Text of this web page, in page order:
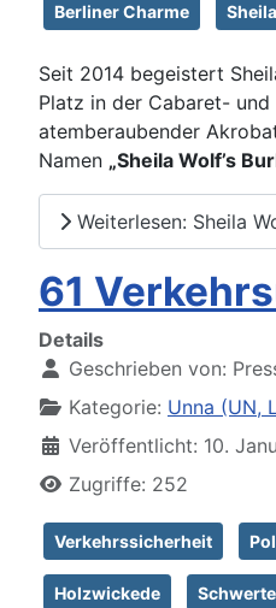
Berliner Charme
Seit 2014 begeistert
Platz in der Cabaret-
atemberaubender
Namen „Sheila Wolf’s
Weiterlesen: Sheila
61
Details
Geschrieben von:
Kategorie: Unna (UN,
Veröffentlicht: 10.
Zugriffe: 252
Verkehrssicherheit
Holzwickede Schwerte